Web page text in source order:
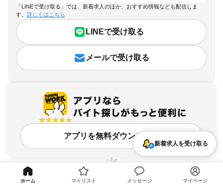
「LINEで受け取る」では、新着求人のほか、おすすめ情報なども配信しま
す。 詳しくはこちら
LINEで受け取る
メールで受け取る
アプリを無料ダウンロード
新着求人を受け取る
ホーム マイリスト メッセージ マイページ